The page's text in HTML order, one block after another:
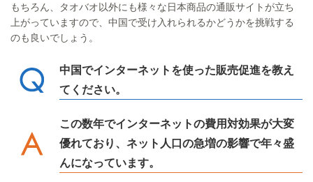
もちろん、タオバオ以外にも様々な日本商品の通販サイトが立ち
上がっていますので、中国で受け入れられるかどうかを挑戦する
のも良いでしょう。
中国でインターネットを使った販売促進を教え
てください。
この数年でインターネットの費用対効果が大変
優れており、ネット人口の急増の影響で年々盛
んになっています。